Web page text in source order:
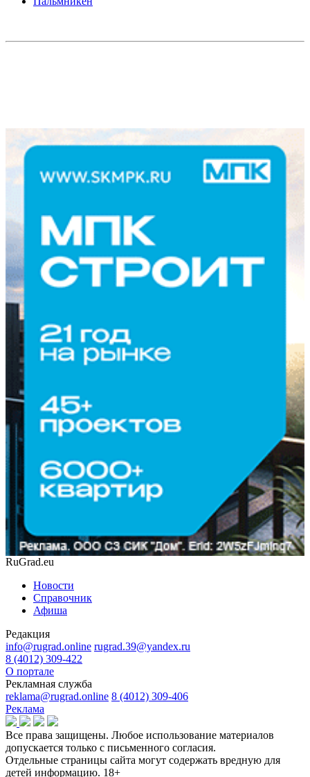
RuGrad.eu
Новости
Справочник
Афиша
Редакция
info@rugrad.online rugrad.39@yandex.ru
8 (4012) 309-422
О портале
Рекламная служба
reklama@rugrad.online 8 (4012) 309-406
Реклама
Все права защищены. Любое использование материалов
допускается только с письменного согласия.
Отдельные страницы сайта могут содержать вредную для
детей информацию. 18+